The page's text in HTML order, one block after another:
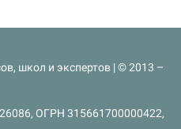
школ и экспертов | © 2013 –
ОГРН 315661700000422,